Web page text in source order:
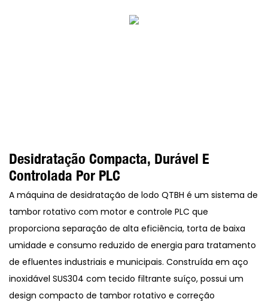
Desidratação Compacta, Durável E
Controlada Por PLC
A máquina de desidratação de lodo QTBH é um sistema de
tambor rotativo com motor e controle PLC que
proporciona separação de alta eficiência, torta de baixa
umidade e consumo reduzido de energia para tratamento
de efluentes industriais e municipais. Construída em aço
inoxidável SUS304 com tecido filtrante suíço, possui um
design compacto de tambor rotativo e correção